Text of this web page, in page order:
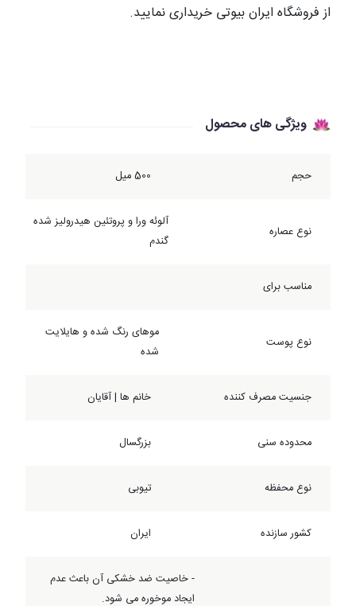
از فروشگاه ایران بیوتی خریداری نمایید.
ویژگی های محصول
حجم 500 میل
نوع عصاره
آلوئه ورا و پروتئین هیدرولیز شده
گندم
مناسب برای
نوع پوست
موهای رنگ شده و هایلایت
شده
جنسیت مصرف کننده خانم ها | آقایان
محدوده سنی بزرگسال
نوع محفظه تیوبی
کشور سازنده ایران
- خاصیت ضد خشکی آن باعث عدم
ایجاد موخوره می شود.